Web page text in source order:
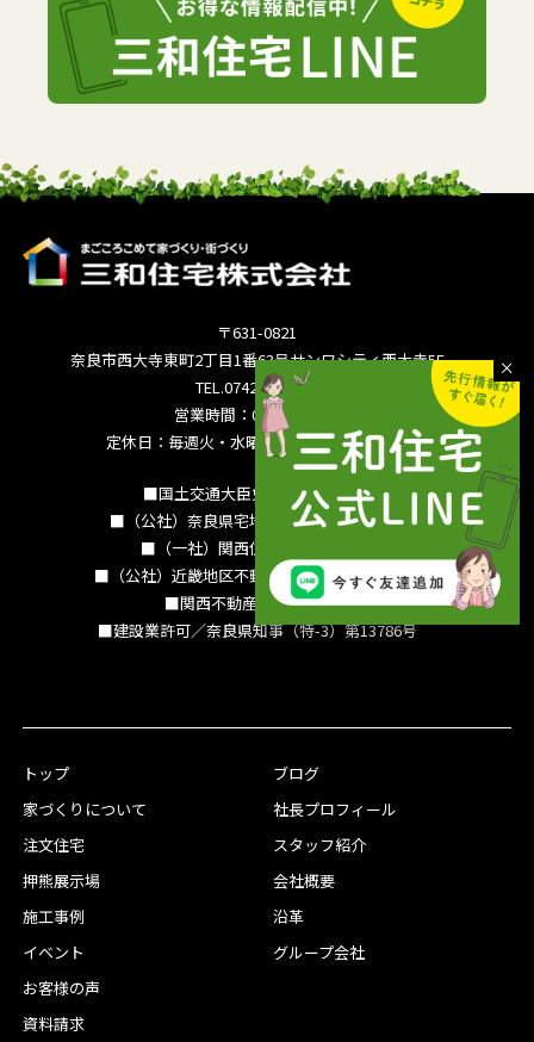
〒631-0821
奈良市西大寺東町2丁目1番63号サンワシティ西大寺5F
TEL.0742-36-3035
営業時間：09:00～18:00
定休日：毎週火・水曜日 夏季休暇 年末年始
■国土交通大臣免許（15）994号
■（公社）奈良県宅地建物取引業協会会員
■（一社）関西住宅産業協会会員
■（公社）近畿地区不動産公正取引協議会加盟
■関西不動産情報センター
■建設業許可／奈良県知事（特-3）第13786号
トップ
家づくりについて
注文住宅
押熊展示場
施工事例
イベント
お客様の声
ブログ
社長プロフィール
スタッフ紹介
会社概要
沿革
グループ会社
資料請求